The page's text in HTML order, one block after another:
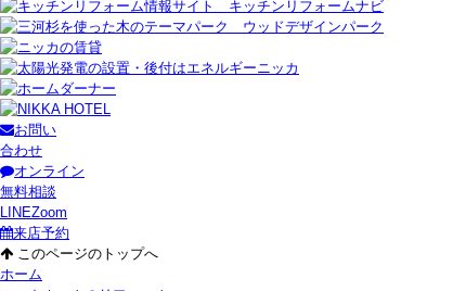
お問い
合わせ
オンライン
無料相談
LINEZoom
来店予約
このページのトップへ
ホーム